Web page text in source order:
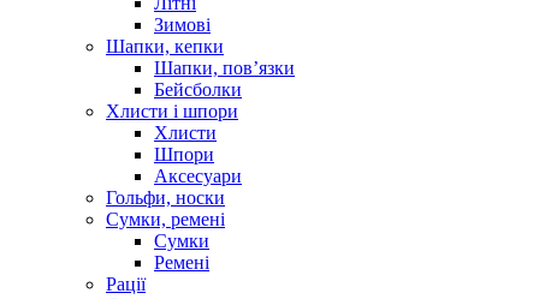
Зимові
Шапки, кепки
Шапки, пов’язки
Бейсболки
Хлисти і шпори
Хлисти
Шпори
Аксесуари
Гольфи, носки
Сумки, ремені
Сумки
Ремені
Рації